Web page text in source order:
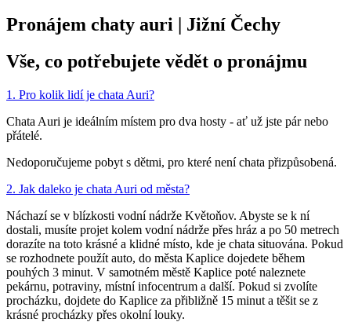
Pronájem chaty auri | Jižní Čechy
Vše, co potřebujete vědět o pronájmu
1. Pro kolik lidí je chata Auri?
Chata Auri je ideálním místem pro dva hosty - ať už jste pár nebo
přátelé.
Nedoporučujeme pobyt s dětmi, pro které není chata přizpůsobená.
2. Jak daleko je chata Auri od města?
Náchazí se v blízkosti vodní nádrže Květoňov. Abyste se k ní
dostali, musíte projet kolem vodní nádrže přes hráz a po 50 metrech
dorazíte na toto krásné a klidné místo, kde je chata situována. Pokud
se rozhodnete použít auto, do města Kaplice dojedete během
pouhých 3 minut. V samotném městě Kaplice poté naleznete
pekárnu, potraviny, místní infocentrum a další. Pokud si zvolíte
procházku, dojdete do Kaplice za přibližně 15 minut a těšit se z
krásné procházky přes okolní louky.